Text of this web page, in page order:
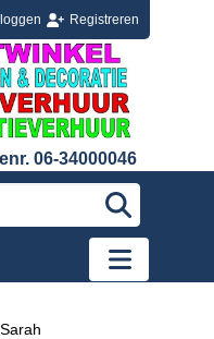
Registreren
06-34000046
"Zoeken
"Toggle